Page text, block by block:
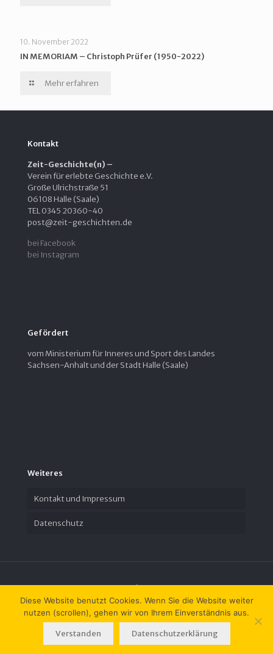
10. November 2022
IN MEMORIAM – Christoph Prüfer (1950-2022)
Mehr erfahren
Kontakt
Zeit-Geschichte(n) –
Verein für erlebte Geschichte e.V.
Große Ulrichstraße 51
06108 Halle (Saale)
TEL 0345 20360-40
post@zeit-geschichten.de
bei Facebook
bei Instagram
Gefördert
vom Ministerium für Inneres und Sport des Landes
Sachsen-Anhalt und der Stadt Halle (Saale)
Weiteres
Kontakt und Impressum
Datenschutz
© 2023 Zeit-Geschichte(n) e.V.
Diese Website benutzt Cookies. Wenn Sie die Website weiter
nutzen (scrollen), gehen wir von Ihrem Einverständnis aus.
Verstanden Datenschutzerklärung